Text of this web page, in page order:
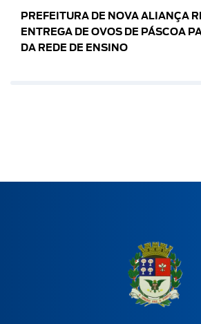
PREFEITURA DE NOVA ALIANÇA
ENTREGA DE OVOS DE PÁSCOA
DA REDE DE ENSINO